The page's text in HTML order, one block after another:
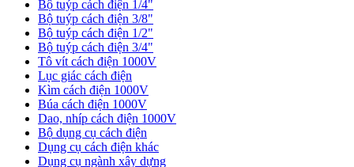
Bộ tuýp cách điện 1/4"
Bộ tuýp cách điện 3/8"
Bộ tuýp cách điện 1/2"
Bộ tuýp cách điện 3/4"
Tô vít cách điện 1000V
Lục giác cách điện
Kìm cách điện 1000V
Búa cách điện 1000V
Dao, nhíp cách điện 1000V
Bộ dụng cụ cách điện
Dụng cụ cách điện khác
Dụng cụ ngành xây dựng